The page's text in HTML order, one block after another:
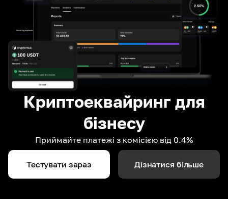
Криптоеквайринг для
бізнесу
Приймайте платежі з комісією від 0.4%
Тестувати зараз Дізнатися більше